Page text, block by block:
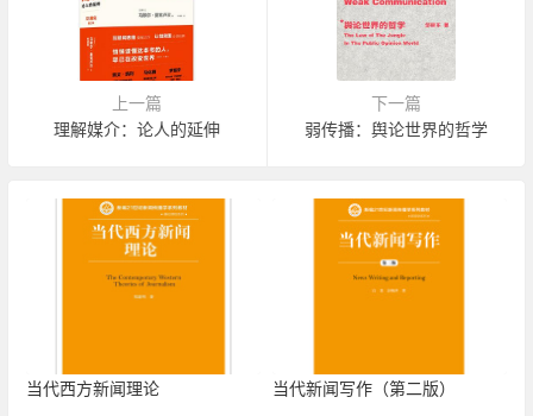
上一篇
理解媒介：论人的延伸
下一篇
弱传播：舆论世界的哲学
当代西方新闻理论 当代新闻写作（第二版）